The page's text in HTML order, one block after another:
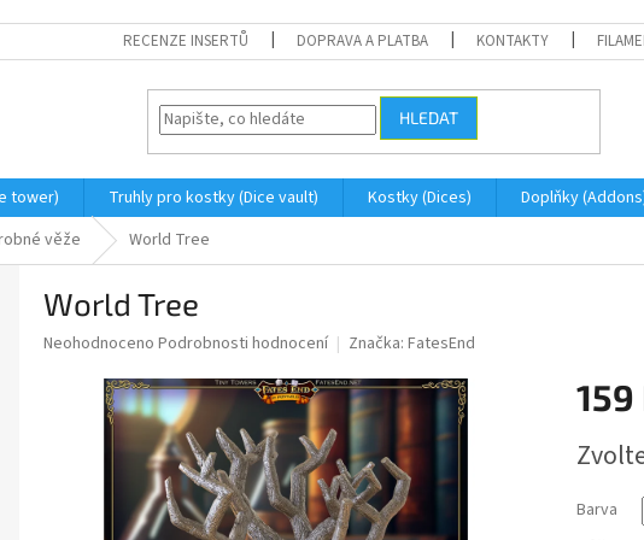
RECENZE INSERTŮ DOPRAVA A PLATBA KONTAKTY
HLEDAT
tower) Truhly pro kostky (Dice vault) Kostky (Dices) Doplňky
věže World Tree
World Tree
Průměrné
produktu
Neohodnoceno Podrobnosti hodnocení Značka: FatesEnd
159
cena:
Barva